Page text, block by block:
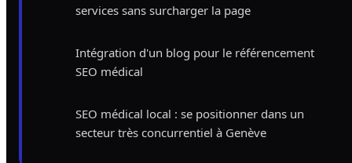
services sans surcharger la page
Intégration d'un blog pour le référencement
SEO médical
SEO médical local : se positionner dans un
secteur très concurrentiel à Genève